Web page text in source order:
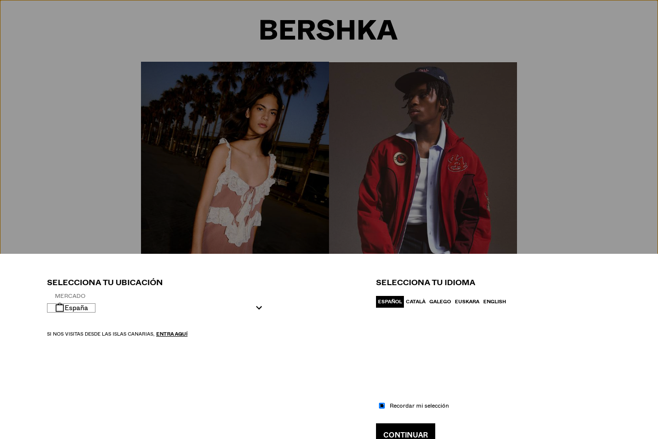
Selección de país
HOMBRE
SELECCIONA TU UBICACIÓN
MERCADO
España
SI NOS VISITAS DESDE LAS ISLAS CANARIAS, ENTRA AQUÍ
SELECCIONA TU IDIOMA
ESPAÑOL CATALÀ GALEGO EUSKARA ENGLISH
Recordar mi selección
CONTINUAR